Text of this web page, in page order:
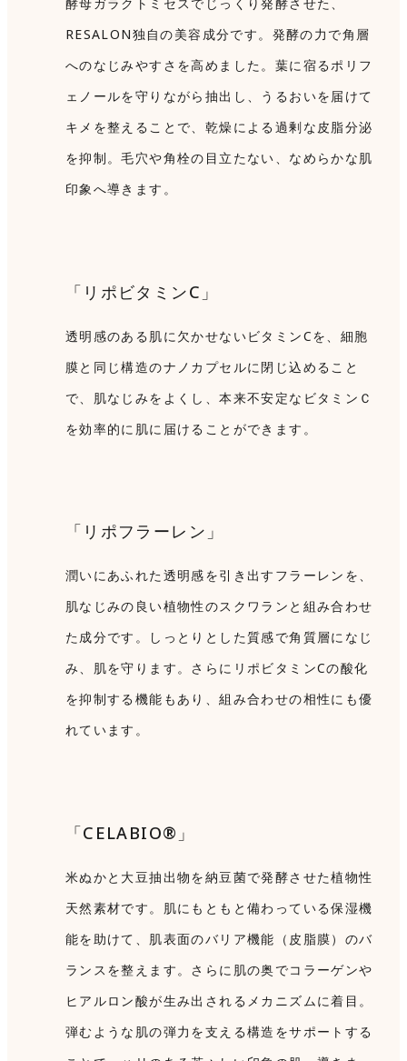
RESALON独自の美容成分です。発酵の力で角層
へのなじみやすさを高めました。葉に宿るポリフ
ェノールを守りながら抽出し、うるおいを届けて
キメを整えることで、乾燥による過剰な皮脂分泌
を抑制。毛穴や角栓の目立たない、なめらかな肌
印象へ導きます。
「リポビタミンC」
透明感のある肌に欠かせないビタミンCを、細胞
膜と同じ構造のナノカプセルに閉じ込めること
で、肌なじみをよくし、本来不安定なビタミンＣ
を効率的に肌に届けることができます。
「リポフラーレン」
潤いにあふれた透明感を引き出すフラーレンを、
肌なじみの良い植物性のスクワランと組み合わせ
た成分です。しっとりとした質感で角質層になじ
み、肌を守ります。さらにリポビタミンCの酸化
を抑制する機能もあり、組み合わせの相性にも優
れています。
「CELABIO®」
米ぬかと大豆抽出物を納豆菌で発酵させた植物性
天然素材です。肌にもともと備わっている保湿機
能を助けて、肌表面のバリア機能（皮脂膜）のバ
ランスを整えます。さらに肌の奥でコラーゲンや
ヒアルロン酸が生み出されるメカニズムに着目。
弾むような肌の弾力を支える構造をサポートする